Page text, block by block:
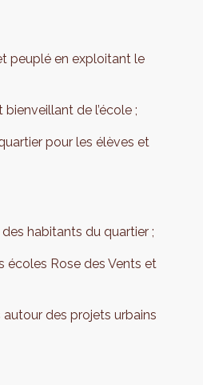
peuplé en exploitant le
de l’école ;
pour les élèves et
habitants du quartier ;
écoles Rose des Vents et
des projets urbains